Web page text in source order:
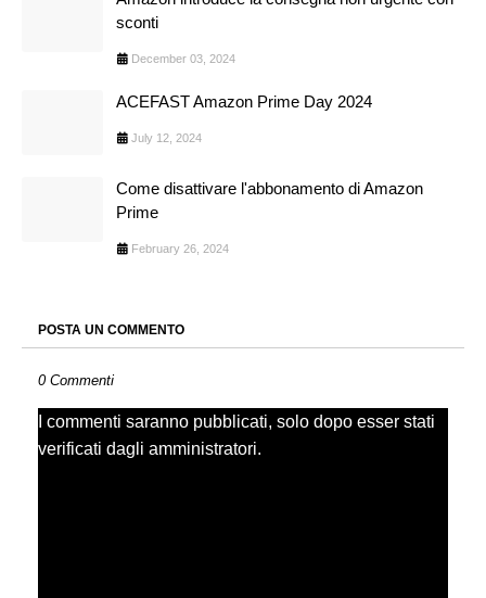
sconti
December 03, 2024
ACEFAST Amazon Prime Day 2024
July 12, 2024
Come disattivare l'abbonamento di Amazon
Prime
February 26, 2024
POSTA UN COMMENTO
0 Commenti
I commenti saranno pubblicati, solo dopo esser stati
verificati dagli amministratori.